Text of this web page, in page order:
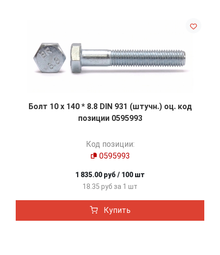
Болт 10 х 140 * 8.8 DIN 931 (штучн.) оц. код
позиции 0595993
Код позиции:
0595993
1 835.00 руб / 100 шт
18.35 руб за 1 шт
Купить